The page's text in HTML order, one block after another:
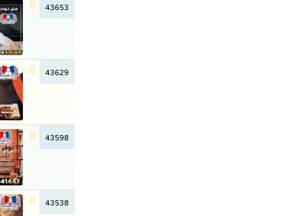
43653
43629
43598
43538